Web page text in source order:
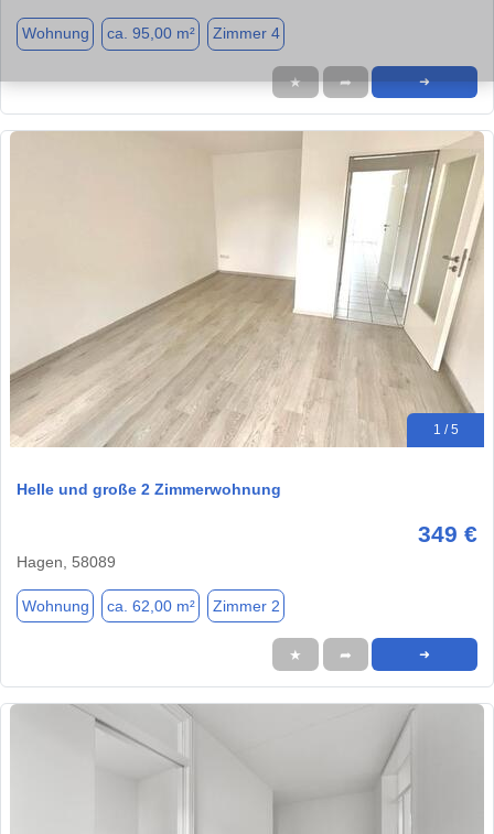
Wohnung ca. 95,00 m² Zimmer 4
★ ➦ ➜
1 / 5
Helle und große 2 Zimmerwohnung
349 €
Hagen, 58089
Wohnung ca. 62,00 m² Zimmer 2
★ ➦ ➜